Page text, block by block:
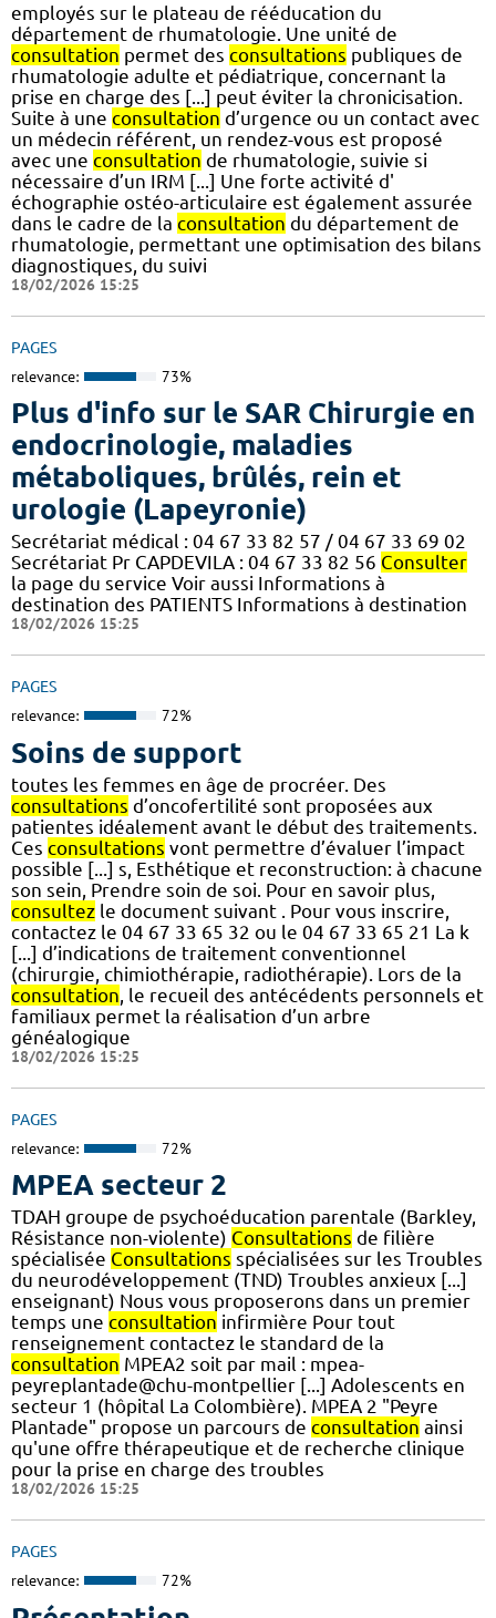
employés sur le plateau de rééducation du
département de rhumatologie. Une unité de
consultation permet des consultations publiques de
rhumatologie adulte et pédiatrique, concernant la
prise en charge des [...] peut éviter la chronicisation.
Suite à une consultation d’urgence ou un contact avec
un médecin référent, un rendez-vous est proposé
avec une consultation de rhumatologie, suivie si
nécessaire d’un IRM [...] Une forte activité d'
échographie ostéo-articulaire est également assurée
dans le cadre de la consultation du département de
rhumatologie, permettant une optimisation des bilans
diagnostiques, du suivi
18/02/2026 15:25
PAGES
relevance: 73%
Plus d'info sur le SAR Chirurgie en
endocrinologie, maladies
métaboliques, brûlés, rein et
urologie (Lapeyronie)
Secrétariat médical : 04 67 33 82 57 / 04 67 33 69 02
Secrétariat Pr CAPDEVILA : 04 67 33 82 56 Consulter
la page du service Voir aussi Informations à
destination des PATIENTS Informations à destination
18/02/2026 15:25
PAGES
relevance: 72%
Soins de support
toutes les femmes en âge de procréer. Des
consultations d’oncofertilité sont proposées aux
patientes idéalement avant le début des traitements.
Ces consultations vont permettre d’évaluer l’impact
possible [...] s, Esthétique et reconstruction: à chacune
son sein, Prendre soin de soi. Pour en savoir plus,
consultez le document suivant . Pour vous inscrire,
contactez le 04 67 33 65 32 ou le 04 67 33 65 21 La k
[...] d’indications de traitement conventionnel
(chirurgie, chimiothérapie, radiothérapie). Lors de la
consultation , le recueil des antécédents personnels et
familiaux permet la réalisation d’un arbre
généalogique
18/02/2026 15:25
PAGES
relevance: 72%
MPEA secteur 2
TDAH groupe de psychoéducation parentale (Barkley,
Résistance non-violente) Consultations de filière
spécialisée Consultations spécialisées sur les Troubles
du neurodéveloppement (TND) Troubles anxieux [...]
enseignant) Nous vous proposerons dans un premier
temps une consultation infirmière Pour tout
renseignement contactez le standard de la
consultation MPEA2 soit par mail : mpea-
peyreplantade@chu-montpellier [...] Adolescents en
secteur 1 (hôpital La Colombière). MPEA 2 "Peyre
Plantade" propose un parcours de consultation ainsi
qu'une offre thérapeutique et de recherche clinique
pour la prise en charge des troubles
18/02/2026 15:25
PAGES
relevance: 72%